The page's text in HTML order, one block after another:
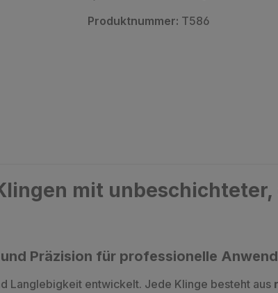
Produktnummer: T586
mit
Präzision für professionelle
Langlebigkeit entwickelt. Jede Klinge besteht aus